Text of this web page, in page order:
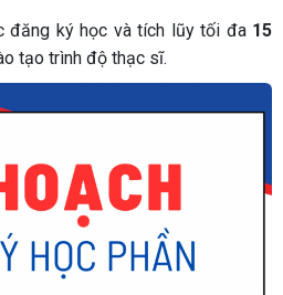
đăng ký học và tích lũy tối đa 15
tạo trình độ thạc sĩ.